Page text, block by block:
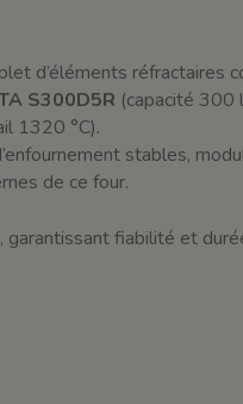
d’éléments réfractaires
S300D5R (capacité 300
1320 °C).
stables,
de ce four.
, garantissant fiabilité et